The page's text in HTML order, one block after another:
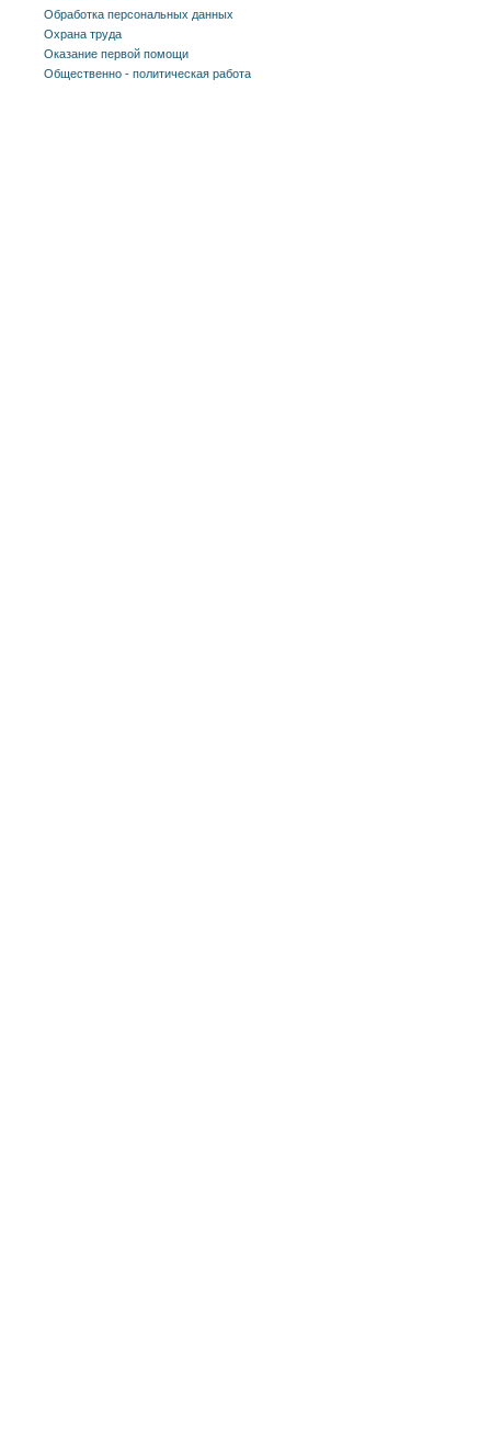
Обработка персональных данных
Охрана труда
Оказание первой помощи
Общественно - политическая работа